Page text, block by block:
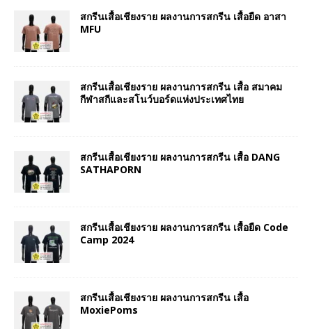
สกรีนเสื้อเชียงราย ผลงานการสกรีน เสื้อยืด อาสา
MFU
สกรีนเสื้อเชียงราย ผลงานการสกรีน เสื้อ สมาคม
กีฬาสกีและสโนว์บอร์ดแห่งประเทศไทย
สกรีนเสื้อเชียงราย ผลงานการสกรีน เสื้อ DANG
SATHAPORN
สกรีนเสื้อเชียงราย ผลงานการสกรีน เสื้อยืด Code
Camp 2024
สกรีนเสื้อเชียงราย ผลงานการสกรีน เสื้อ
MoxiePoms